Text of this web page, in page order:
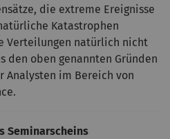
die extreme Ereignisse
Katastrophen
Verteilungen natürlich nicht
den oben genannten Gründen
Analysten im Bereich von
Seminarscheins